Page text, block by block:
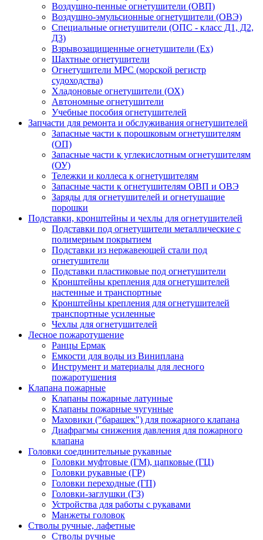
Воздушно-пенные огнетушители (ОВП)
Воздушно-эмульсионные огнетушители (ОВЭ)
Специальные огнетушители (ОПС - класс Д1, Д2,
Д3)
Взрывозащищенные огнетушители (Ex)
Шахтные огнетушители
Огнетушители МРС (морской регистр
судоходства)
Хладоновые огнетушители (ОХ)
Автономные огнетушители
Учебные пособия огнетушителей
Запчасти для ремонта и обслуживания огнетушителей
Запасные части к порошковым огнетушителям
(ОП)
Запасные части к углекислотным огнетушителям
(ОУ)
Тележки и коллеса к огнетушителям
Запасные части к огнетушителям ОВП и ОВЭ
Заряды для огнетушителей и огнетушащие
порошки
Подставки, кронштейны и чехлы для огнетушителей
Подставки под огнетушители металлические с
полимерным покрытием
Подставки из нержавеющей стали под
огнетушители
Подставки пластиковые под огнетушители
Кронштейны крепления для огнетушителей
настенные и транспортные
Кронштейны крепления для огнетушителей
транспортные усиленные
Чехлы для огнетушителей
Лесное пожаротушение
Ранцы Ермак
Емкости для воды из Виниплана
Инструмент и материалы для лесного
пожаротушения
Клапана пожарные
Клапаны пожарные латунные
Клапаны пожарные чугунные
Маховики ("барашек") для пожарного клапана
Диафрагмы снижения давления для пожарного
клапана
Головки соединительные рукавные
Головки муфтовые (ГМ), цапковые (ГЦ)
Головки рукавные (ГР)
Головки переходные (ГП)
Головки-заглушки (ГЗ)
Устройства для работы с рукавами
Манжеты головок
Стволы ручные, лафетные
Стволы ручные